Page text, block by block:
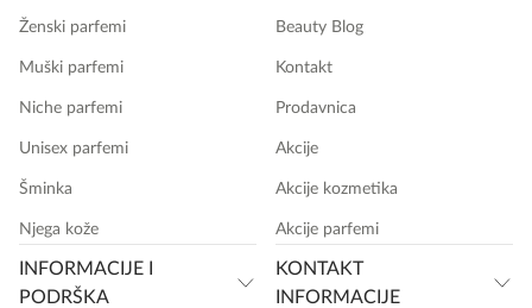
Ženski parfemi
Muški parfemi
Niche parfemi
Unisex parfemi
Šminka
Njega kože
Beauty Blog
Kontakt
Prodavnica
Akcije
Akcije kozmetika
Akcije parfemi
INFORMACIJE I
PODRŠKA
KONTAKT
INFORMACIJE